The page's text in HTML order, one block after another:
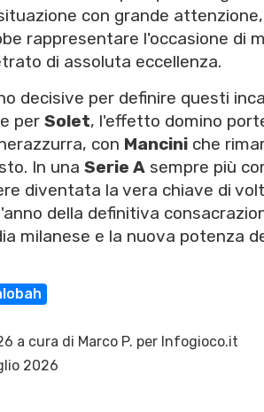
con grande
rappresentare l'occasione di
di assoluta eccellenza.
decisive per definire questi
per Solet, l'effetto domino
con Mancini che
In una Serie A sempre più
diventata la vera chiave di
della definitiva
milanese e la nuova potenza
a cura di Marco P. per Infogioco.it
2026